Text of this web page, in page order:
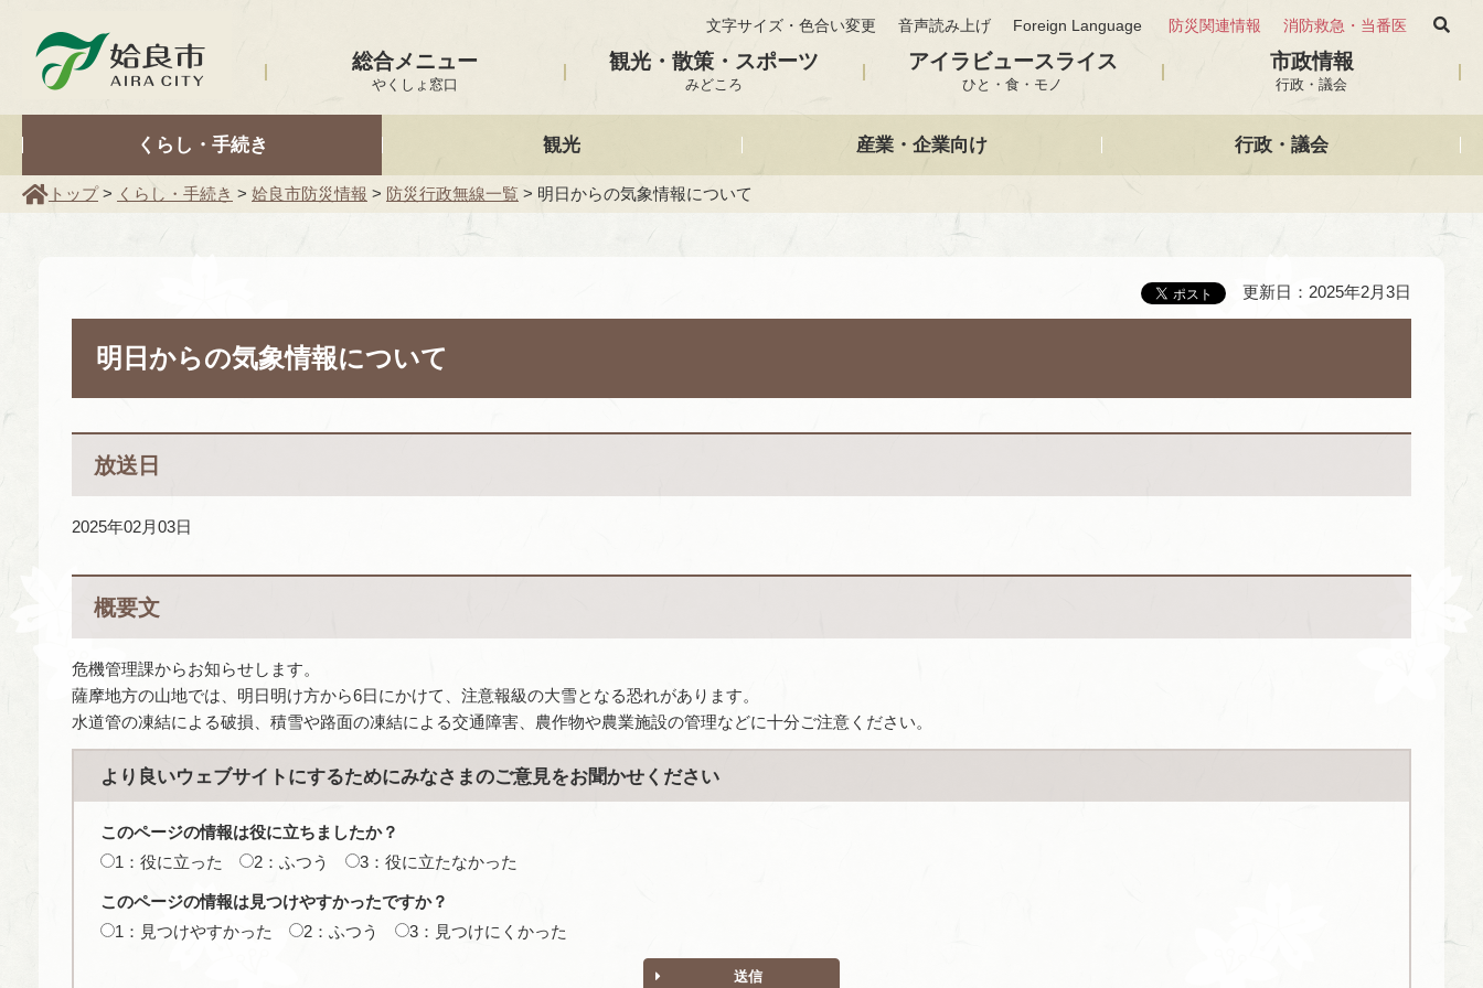
文字サイズ・色合い変更 音声読み上げ Foreign Language 防災関連情報 消防救急・当番医
総合メニュー
やくしょ窓口
観光・散策・スポーツ
みどころ
アイラビュースライス
ひと・食・モノ
市政情報
行政・議会
くらし・手続き 観光 産業・企業向け 行政・議会
トップ> くらし・手続き > 姶良市防災情報 > 防災行政無線一覧 > 明日からの気象情報について
更新日：2025年2月3日
明日からの気象情報について
放送日
2025年02月03日
概要文
危機管理課からお知らせします。
薩摩地方の山地では、明日明け方から6日にかけて、注意報級の大雪となる恐れがあります。
水道管の凍結による破損、積雪や路面の凍結による交通障害、農作物や農業施設の管理などに十分ご注意ください。
より良いウェブサイトにするためにみなさまのご意見をお聞かせください
このページの情報は役に立ちましたか？
1：役に立った
2：ふつう 3：役に立たなかった
このページの情報は見つけやすかったですか？
1：見つけやすかった
2：ふつう 3：見つけにくかった
送信